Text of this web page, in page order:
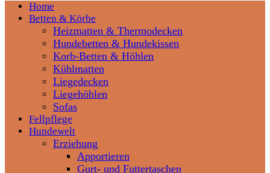
Home
Betten & Körbe
Heizmatten & Thermodecken
Hundebetten & Hundekissen
Korb-Betten & Höhlen
Kühlmatten
Liegedecken
Liegehöhlen
Sofas
Fellpflege
Hundewelt
Erziehung
Apportieren
Gurt- und Futtertaschen